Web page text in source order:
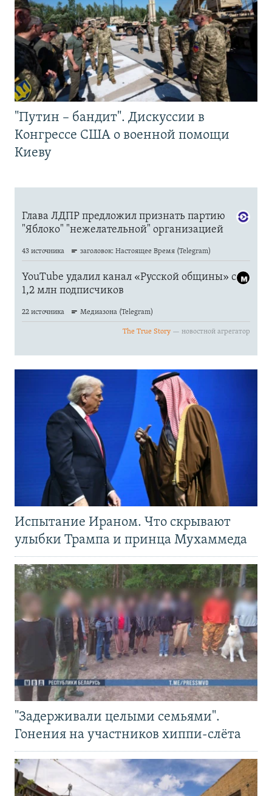
"Путин – бандит". Дискуссии в
Конгрессе США о военной помощи
Киеву
Испытание Ираном. Что скрывают
улыбки Трампа и принца Мухаммеда
"Задерживали целыми семьями".
Гонения на участников хиппи-слёта